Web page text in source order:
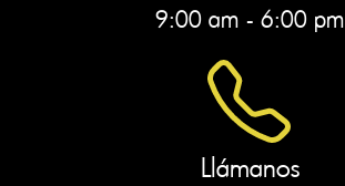
9:00 am - 6:00 pm
Llámanos